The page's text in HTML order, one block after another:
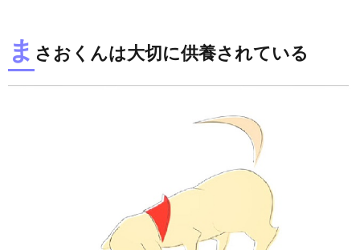
ま さおくんは大切に供養されている